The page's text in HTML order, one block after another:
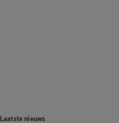
Laatste nieuws